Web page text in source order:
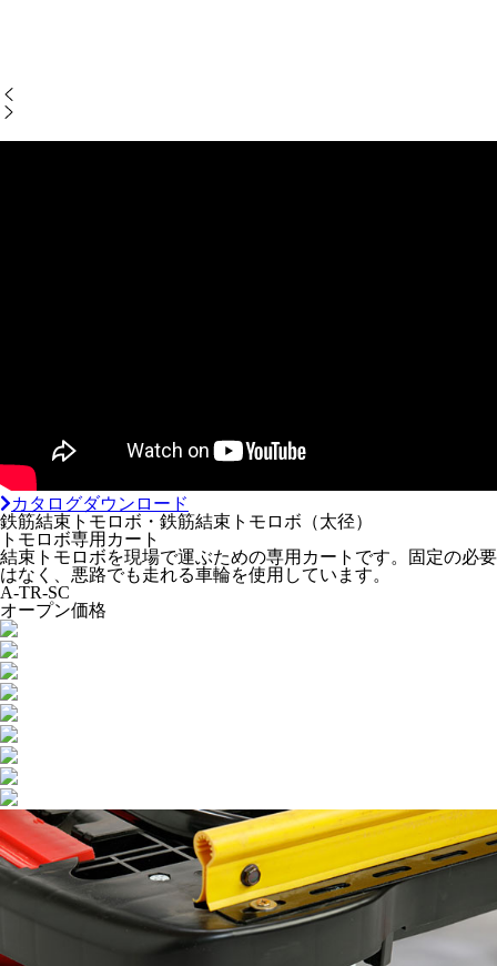
カタログダウンロード
鉄筋結束トモロボ・鉄筋結束トモロボ（太径）
トモロボ専用カート
結束トモロボを現場で運ぶための専用カートです。固定の必要
はなく、悪路でも走れる車輪を使用しています。
A-TR-SC
オープン価格